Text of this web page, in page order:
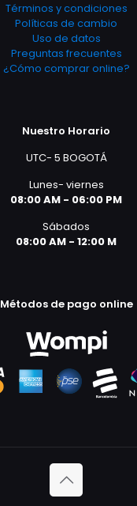
Términos y condiciones
Políticas de cambio
Uso de datos
Preguntas frecuentes
¿Cómo comprar online?
Nuestro Horario
UTC- 5 BOGOTÁ
Lunes- viernes
08:00 AM - 06:00 PM
Sábados
08:00 AM - 12:00 M
Métodos de pago online